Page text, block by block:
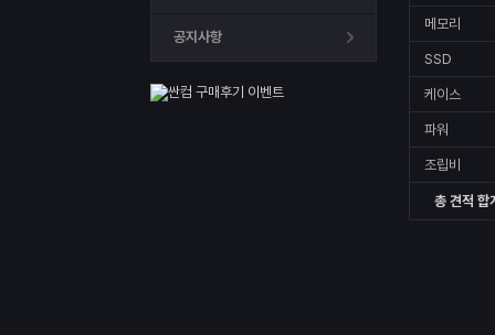
공지사항
메모리
SSD
케이스
파워
조립비
총 견적 합